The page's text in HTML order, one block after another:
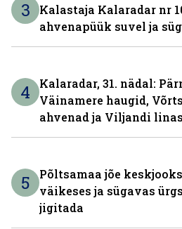
3
Kalastaja Kalaradar nr
ahvenapüük suvel ja
4
Kalaradar, 31. nädal:
Väinamere haugid,
ahvenad ja Viljandi
5
Põltsamaa jõe
väikeses ja sügavas
jigitada